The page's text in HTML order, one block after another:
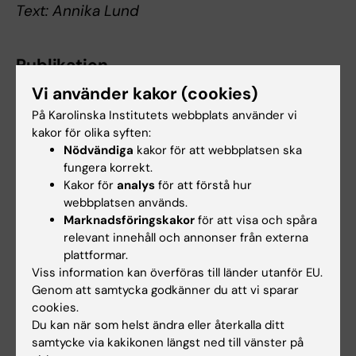
Text: Annika Lund
Publikation
Prevalence and prognosis of Alzheimer’s
disease at the mild cognitive impairment
stage
Stephanie J. B. Vos, Frans Verhey, Lutz Frölich,
Johannes Kornhuber, Jens Wiltfang, Wolfgang
Maier, Oliver Peters, Eckart Rüther, Flavio
Nobili, Silvia Morbelli, Giovanni B. Frisoni,
Alexander Drzezga, Mira Didic, Bart N. M. van
Berckel, Andrew Simmons, Hilkka Soininen,
Iwona Kloszewska, Patrizia Mecocci, Magda
Tsolaki, Bruno Vellas, Simon Lovestone,
Cristina Muscio, Sanna-Kaisa Herukka, Eric
Salmon, Christine Bastin, Anders Wallin, Arto
Vi använder kakor (cookies)
På Karolinska Institutets webbplats använder vi
kakor för olika syften:
Nödvändiga kakor för att webbplatsen ska
fungera korrekt.
Kakor för analys för att förstå hur
webbplatsen används.
Marknadsföringskakor för att visa och spåra
relevant innehåll och annonser från externa
plattformar.
Viss information kan överföras till länder utanför EU.
Genom att samtycka godkänner du att vi sparar
cookies.
Du kan när som helst ändra eller återkalla ditt
samtycke via kakikonen längst ned till vänster på